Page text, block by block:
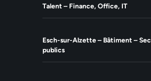
Talent – Finance, Office, IT
Esch-sur-Alzette – Bâtiment –
publics